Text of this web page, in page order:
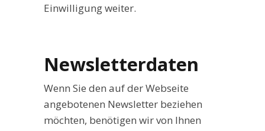
Einwilligung weiter.
Newsletterdaten
Wenn Sie den auf der Webseite
angebotenen Newsletter beziehen
möchten, benötigen wir von Ihnen